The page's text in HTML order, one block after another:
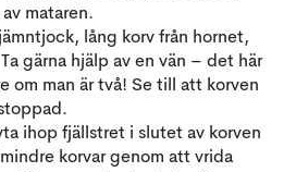
mataren.
lång korv från hornet,
gärna hjälp av en vän – det här
om man är två! Se till att korven
ihop fjällstret i slutet av korven
korvar genom att vrida